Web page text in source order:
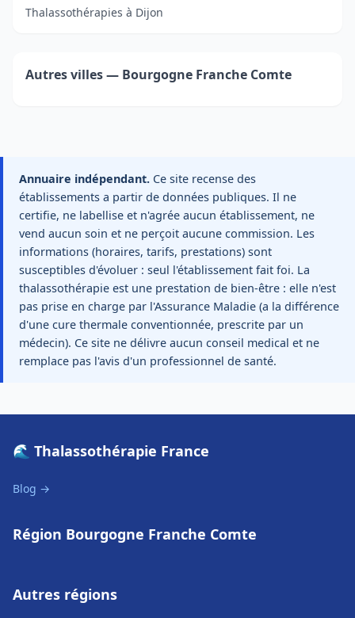
Thalassothérapies à Dijon
Autres villes — Bourgogne Franche Comte
Annuaire indépendant. Ce site recense des
établissements a partir de données publiques. Il ne
certifie, ne labellise et n'agrée aucun établissement, ne
vend aucun soin et ne perçoit aucune commission. Les
informations (horaires, tarifs, prestations) sont
susceptibles d'évoluer : seul l'établissement fait foi. La
thalassothérapie est une prestation de bien-être : elle n'est
pas prise en charge par l'Assurance Maladie (a la différence
d'une cure thermale conventionnée, prescrite par un
médecin). Ce site ne délivre aucun conseil medical et ne
remplace pas l'avis d'un professionnel de santé.
🌊 Thalassothérapie France
Blog →
Région Bourgogne Franche Comte
Autres régions